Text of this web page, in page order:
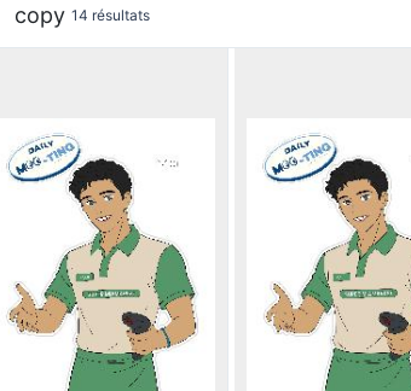
copy 14 résultats